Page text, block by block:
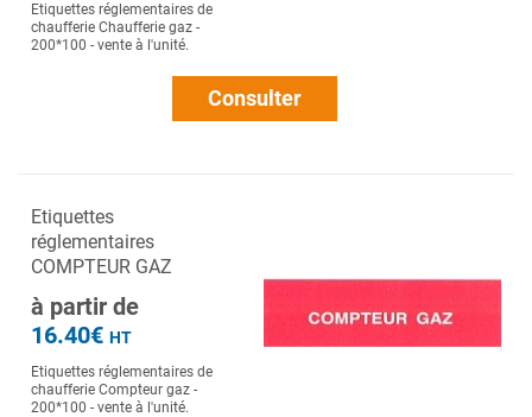
Etiquettes réglementaires de
chaufferie Chaufferie gaz -
200*100 - vente à l'unité.
Consulter
Etiquettes
réglementaires
COMPTEUR GAZ
à partir de
16.40€ HT
Etiquettes réglementaires de
chaufferie Compteur gaz -
200*100 - vente à l'unité.